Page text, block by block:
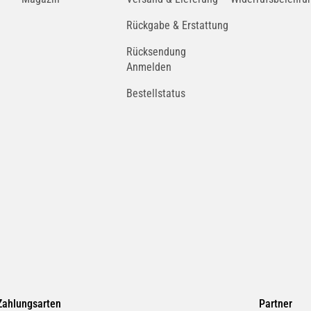
Rückgabe & Erstattung
Rücksendung
Anmelden
Bestellstatus
Partner